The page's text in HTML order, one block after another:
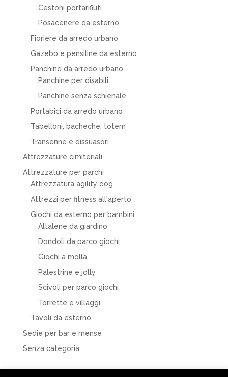
Cestoni portarifiuti
Posacenere da esterno
Fioriere da arredo urbano
Gazebo e pensiline da esterno
Panchine da arredo urbano
Panchine per disabili
Panchine senza schienale
Portabici da arredo urbano
Tabelloni, bacheche, totem
Transenne e dissuasori
Attrezzature cimiteriali
Attrezzature per parchi
Attrezzatura agility dog
Attrezzi per fitness all'aperto
Giochi da esterno per bambini
Altalene da giardino
Dondoli da parco giochi
Giochi a molla
Palestrine e jolly
Scivoli per parco giochi
Torrette e villaggi
Tavoli da esterno
Sedie per bar e mense
Senza categoria